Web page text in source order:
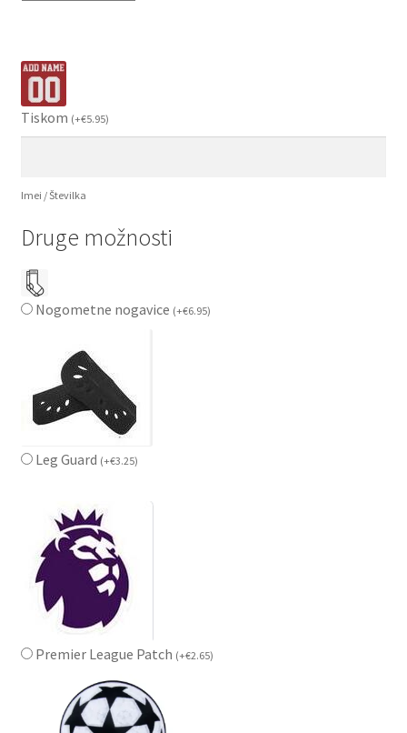
Tiskom (+€5.95)
Imei / Številka
Druge možnosti
Nogometne nogavice (+€6.95)
Leg Guard (+€3.25)
Premier League Patch (+€2.65)